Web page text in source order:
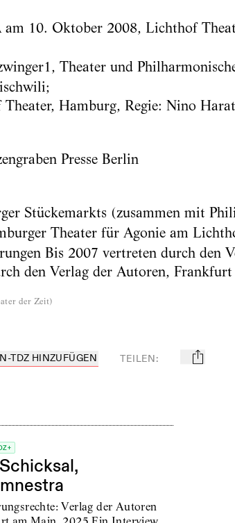
am 10. Oktober 2008, Lichthof
Theater und
Hamburg, Regie: Nino
Presse Berlin
Stückemarkts (zusammen mit
Theater für Agonie am
Bis 2007 vertreten durch den
den Verlag der Autoren,
der Zeit)
TDZ HINZUFÜGEN TEILEN: mail
Verlag der Autoren